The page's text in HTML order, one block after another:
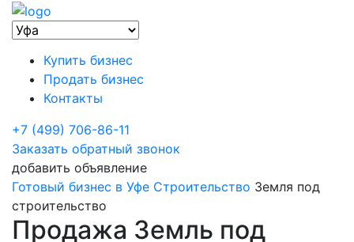
Купить бизнес
Продать бизнес
Контакты
+7 (499) 706-86-11
Заказать обратный звонок
добавить объявление
Готовый бизнес в Уфе Строительство Земля под
строительство
Продажа Земль под